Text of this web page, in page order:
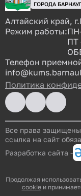
ГОРОДА
Алтайский край,
Режим работы:
ПТ
Телефон
Политика
Все права
ссылка на сайт
Разработка сайта -
Продолжая
cookieи